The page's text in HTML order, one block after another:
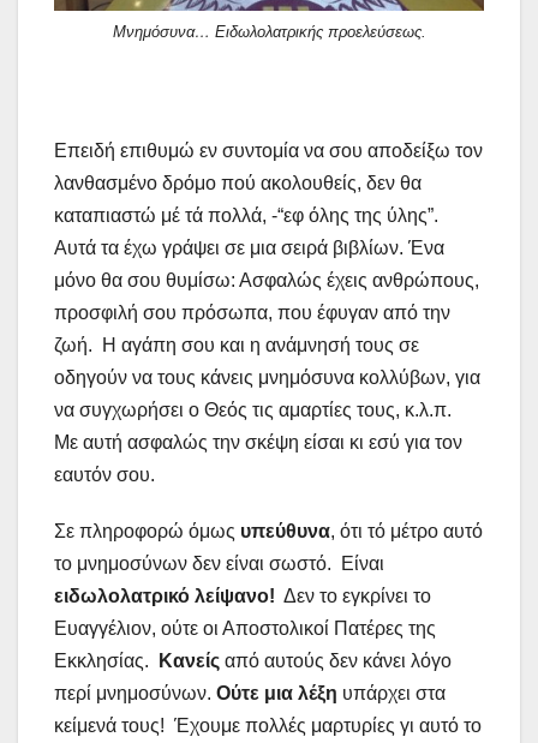
Μνημόσυνα… Ειδωλολατρικής προελεύσεως.
Επειδή επιθυμώ εν συντομία να σου αποδείξω τον
λανθασμένο δρόμο πού ακολουθείς, δεν θα
καταπιαστώ μέ τά πολλά, -“εφ όλης της ύλης”.
Αυτά τα έχω γράψει σε μια σειρά βιβλίων. Ένα
μόνο θα σου θυμίσω: Ασφαλώς έχεις ανθρώπους,
προσφιλή σου πρόσωπα, που έφυγαν από την
ζωή. Η αγάπη σου και η ανάμνησή τους σε
οδηγούν να τους κάνεις μνημόσυνα κολλύβων, για
να συγχωρήσει ο Θεός τις αμαρτίες τους, κ.λ.π.
Με αυτή ασφαλώς την σκέψη είσαι κι εσύ για τον
εαυτόν σου.
Σε πληροφορώ όμως υπεύθυνα, ότι τό μέτρο αυτό
το μνημοσύνων δεν είναι σωστό. Είναι
ειδωλολατρικό λείψανο! Δεν το εγκρίνει το
Ευαγγέλιον, ούτε οι Αποστολικοί Πατέρες της
Εκκλησίας.
Κανείς από αυτούς δεν κάνει λόγο
περί μνημοσύνων. Ούτε μια λέξη υπάρχει στα
κείμενά τους! Έχουμε πολλές μαρτυρίες γι αυτό το